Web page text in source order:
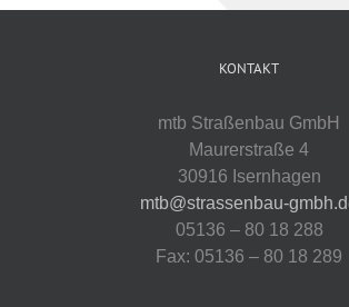
KONTAKT
mtb Straßenbau GmbH
Maurerstraße 4
30916 Isernhagen
mtb@strassenbau-
05136 – 80 18 288
Fax: 05136 – 80 18 289